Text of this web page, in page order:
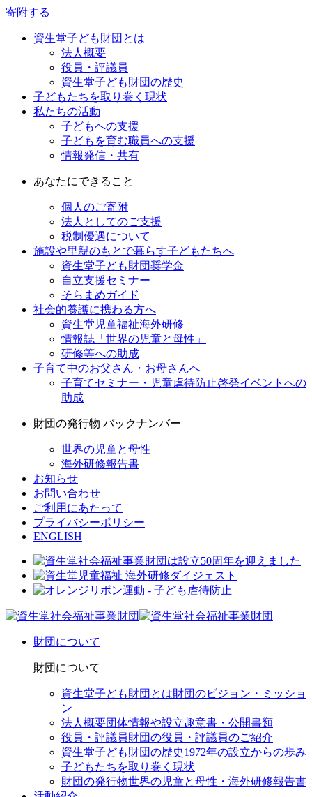
寄附する
資生堂子ども財団とは
法人概要
役員・評議員
資生堂子ども財団の歴史
子どもたちを取り巻く現状
私たちの活動
子どもへの支援
子どもを育む職員への支援
情報発信・共有
あなたにできること
個人のご寄附
法人としてのご支援
税制優遇について
施設や里親のもとで暮らす子どもたちへ
資生堂子ども財団奨学金
自立支援セミナー
そらまめガイド
社会的養護に携わる方へ
資生堂児童福祉海外研修
情報誌「世界の児童と母性」
研修等への助成
子育て中のお父さん・お母さんへ
子育てセミナー・児童虐待防止啓発イベントへの
助成
財団の発行物 バックナンバー
世界の児童と母性
海外研修報告書
お知らせ
お問い合わせ
ご利用にあたって
プライバシーポリシー
ENGLISH
財団について
財団について
資生堂子ども財団とは財団のビジョン・ミッショ
ン
法人概要団体情報や設立趣意書・公開書類
役員・評議員財団の役員・評議員のご紹介
資生堂子ども財団の歴史1972年の設立からの歩み
子どもたちを取り巻く現状
財団の発行物世界の児童と母性・海外研修報告書